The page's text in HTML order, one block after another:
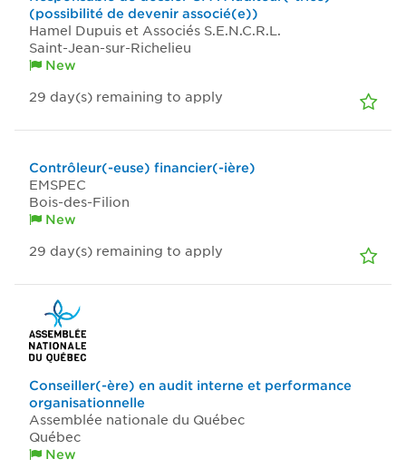
(possibilité de devenir associé(e))
Hamel Dupuis et Associés S.E.N.C.R.L.
Saint-Jean-sur-Richelieu
New
29 day(s) remaining to apply
Contrôleur(-euse) financier(-ière)
EMSPEC
Bois-des-Filion
New
29 day(s) remaining to apply
Conseiller(-ère) en audit interne et performance
organisationnelle
Assemblée nationale du Québec
Québec
New